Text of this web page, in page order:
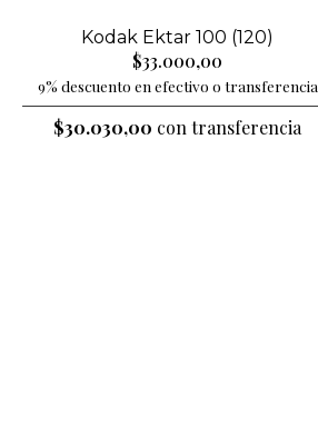
Kodak Ektar 100 (120)
$33.000,00
9% descuento en efectivo o transferencia
$30.030,00 con transferencia